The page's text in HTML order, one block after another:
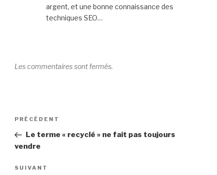
argent, et une bonne connaissance des
techniques SEO…
Les commentaires sont fermés.
Navigation
l’article
Article
précédent
PRÉCÉDENT
Le terme « recyclé » ne fait pas toujours
vendre
Article
SUIVANT